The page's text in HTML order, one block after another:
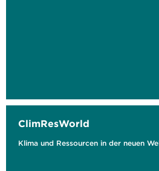
ClimResWorld
Klima und Ressourcen in der neuen